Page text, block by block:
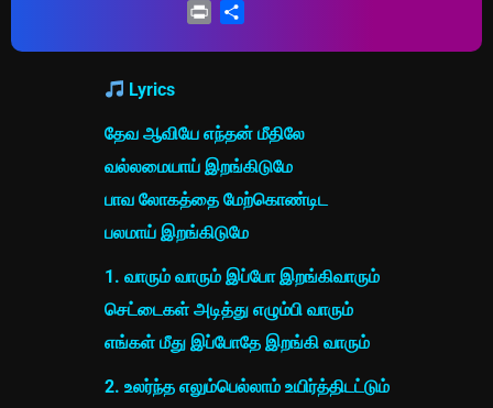
Print
Lyrics
தேவ ஆவியே எந்தன் மீதிலே
வல்லமையாய் இறங்கிடுமே
பாவ லோகத்தை மேற்கொண்டிட
பலமாய் இறங்கிடுமே
1. வாரும் வாரும் இப்போ இறங்கிவாரும்
செட்டைகள் அடித்து எழும்பி வாரும்
எங்கள் மீது இப்போதே இறங்கி வாரும்
2. உலர்ந்த எலும்பெல்லாம் உயிர்த்திடட்டும்